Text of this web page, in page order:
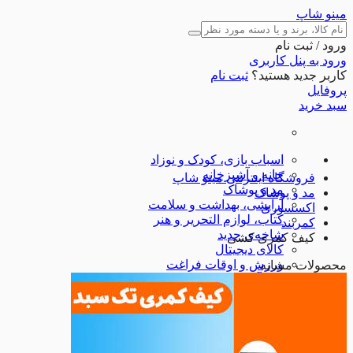
مینو شاپ
ورود / ثبت نام
ورود به پنل کاربری
کاربر جدید هستید؟ ثبت نام
پروفایل
سبد خرید
اسباب بازی، کودک و نوزاد
خانه و آشپزخانه
مد و پوشاک
آرایشی، بهداشت و سلامت
کتاب، لوازم التحریر و هنر
شاخه‌ی جدید
کالای دیجیتال
ورزش و اوقات فراغت
لوازم خودرو
تجهیزات ورزشی
فروشگاه اینترنتی مینو شاپ
مد و پوشاک
اکسسوری
کمربند
کیف کمری کشی
محصولات مشابه